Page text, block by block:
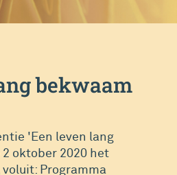
bekwaam
'Een leven lang
oktober 2020 het
Programma